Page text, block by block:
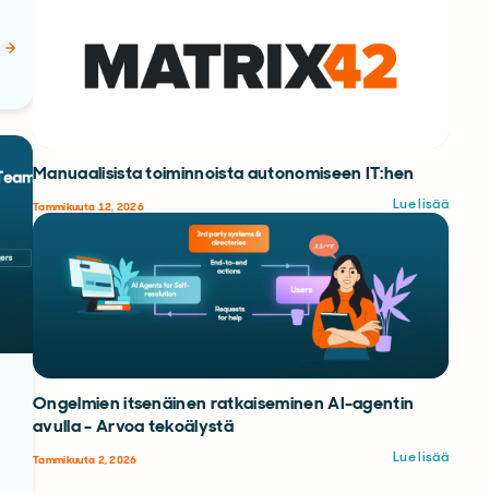
Manuaalisista toiminnoista autonomiseen IT:hen
Tammikuuta 12, 2026 Lue lisää
Ongelmien itsenäinen ratkaiseminen AI-agentin
avulla - Arvoa tekoälystä
Tammikuuta 2, 2026 Lue lisää